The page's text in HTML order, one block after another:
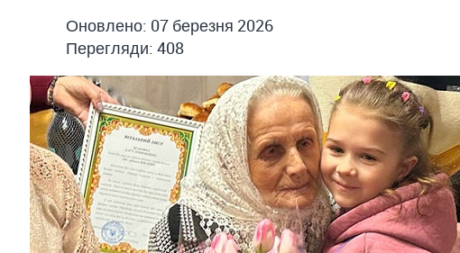
Оновлено: 07 березня 2026
Перегляди: 408